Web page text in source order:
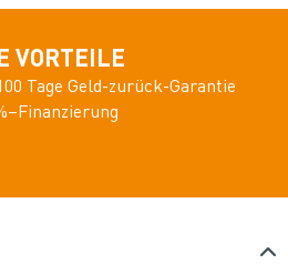
VORTEILE
Tage Geld-zurück-Garantie